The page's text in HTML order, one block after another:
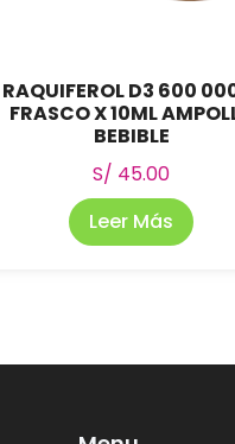
RAQUIFEROL D3 600
FRASCO X 10ML
BEBIBLE
S/ 45.00
Leer Más